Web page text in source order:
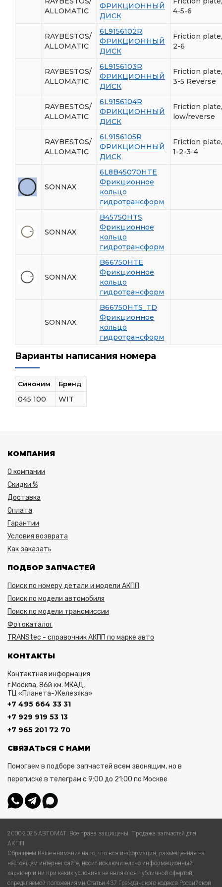
ALLOMATIC
ФРИКЦИОННЫЙ
ДИСК
4-5-6
RAYBESTOS/
ALLOMATIC
6L9156102R
ФРИКЦИОННЫЙ
ДИСК
Friction plate,
2-6
RAYBESTOS/
ALLOMATIC
6L9156103R
ФРИКЦИОННЫЙ
ДИСК
Friction plate,
3-5 Reverse
RAYBESTOS/
ALLOMATIC
6L9156104R
ФРИКЦИОННЫЙ
ДИСК
Friction plate,
low/reverse
RAYBESTOS/
ALLOMATIC
6L9156105R
ФРИКЦИОННЫЙ
ДИСК
Friction plate,
1-2-3-4
SONNAX
6L8B45070HTE
Фрикционное
кольцо
гидротрансформ
SONNAX
B45750HTS
Фрикционное
кольцо
гидротрансформ
SONNAX
B66750HTE
Фрикционное
кольцо
гидротрансформ
SONNAX
B66750HTS_TD
Фрикционное
кольцо
гидротрансформ
Варианты написания номера
Синоним Бренд
045 100 WIT
КОМПАНИЯ
О компании
Скидки %
Доставка
Оплата
Гарантии
Условия возврата
Как заказать
ПОДБОР ЗАПЧАСТЕЙ
Поиск по номеру детали и модели АКПП
Поиск по модели автомобиля
Поиск по модели трансмиссии
Фотокаталог
TRANStec - справочник АКПП по марке авто
КОНТАКТЫ
Контактная информация
г.Москва, 86й км. МКАД,
ТЦ «Планета-Железяка»
+7 495 664 33 31
+7 929 919 53 13
+7 965 201 72 70
СВЯЗАТЬСЯ С НАМИ
Помогаем в подборе запчастей всем звонящим, но в
переписке в телеграм с 9:00 до 21:00 по Москве
2000-2026 АВТОМАТ. Все права защищены. Продажа запчастей для
АКПП.
Обращаем Ваше внимание на то, что вся информация, размещенная на
настоящем интернет-сайте, носит исключительно информационный
характер и ни при каких условиях не являются публичной офертой,
определяемой положениями Статьи 437 Гражданского кодекса Российской